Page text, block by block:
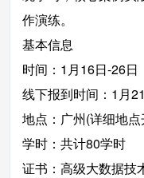
作演练。
基本信息
时间：1月16日-26日
线下报到时间：1月
地点：广州(详细地
学时：共计80学时
证书：高级大数据技